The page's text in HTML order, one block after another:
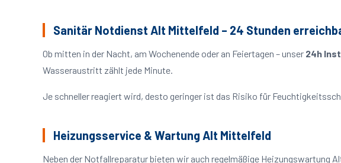
Sanitär Notdienst Alt Mittelfeld – 24 Stunden
Ob mitten in der Nacht, am Wochenende oder an Feiertagen – unser 24h
Wasseraustritt zählt jede Minute.
Je schneller reagiert wird, desto geringer ist das Risiko für
Heizungsservice & Wartung Alt Mittelfeld
Neben der Notfallreparatur bieten wir auch regelmäßige Heizungswartung